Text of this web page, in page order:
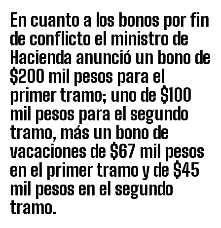
En cuanto a los bonos por fin
de conflicto el ministro de
Hacienda anunció un bono de
$200 mil pesos para el
primer tramo; uno de $100
mil pesos para el segundo
tramo, más un bono de
vacaciones de $67 mil pesos
en el primer tramo y de $45
mil pesos en el segundo
tramo.